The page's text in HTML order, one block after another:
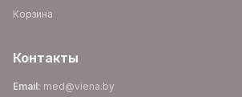
Корзина
Контакты
Email: med@viena.by